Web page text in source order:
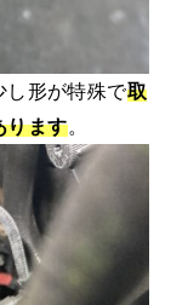
し形が特殊で取
ります。